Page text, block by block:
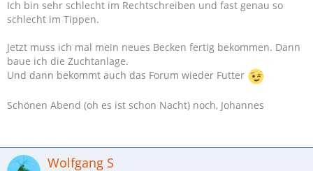
Ich bin sehr schlecht im Rechtschreiben und fast genau so
schlecht im Tippen.
Jetzt muss ich mal mein neues Becken fertig bekommen. Dann
baue ich die Zuchtanlage.
Und dann bekommt auch das Forum wieder Futter
Schönen Abend (oh es ist schon Nacht) noch, Johannes
Wolfgang S